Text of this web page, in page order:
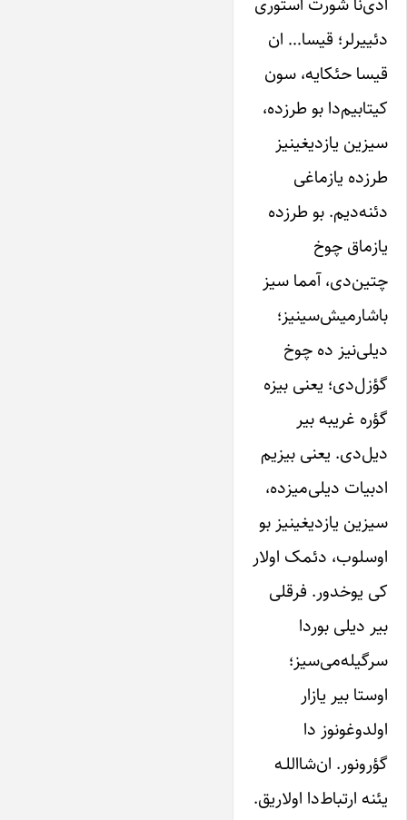
دئییرلر؛ قیسا… ان
قیسا حئکایه، سون
کیتابیم‌دا بو طرزده،
سیزین یازدیغینیز
طرزده یازماغی
دئنه‌دیم. بو طرزده
یازماق چوخ
چتین‌دی، آمما سیز
باشارمیش‌سینیز؛
دیلی‌نیز ده چوخ
گؤزل‌دی؛ یعنی بیزه
گؤره غریبه بیر
دیل‌دی. یعنی بیزیم
ادبیات دیلی‌میزده،
سیزین یازدیغینیز بو
اوسلوب، دئمک اولار
کی یوخدور. فرقلی
بیر دیلی بوردا
سرگیله‌می‌سیز؛
اوستا بیر یازار
اولدوغونوز دا
گؤرونور. ان‌شااللـه
یئنه ارتباط‌دا اولاریق.